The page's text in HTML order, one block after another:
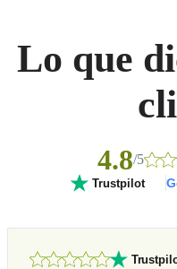
Lo que
4.8/5
Trustpilot G